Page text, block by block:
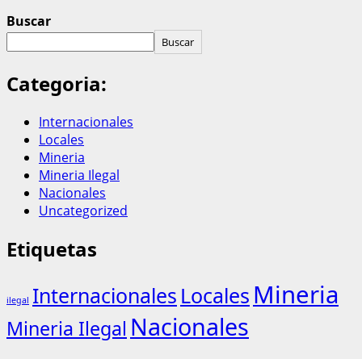
Buscar
Buscar
Categoria:
Internacionales
Locales
Mineria
Mineria Ilegal
Nacionales
Uncategorized
Etiquetas
ilegal Internacionales Locales Mineria
Mineria Ilegal Nacionales